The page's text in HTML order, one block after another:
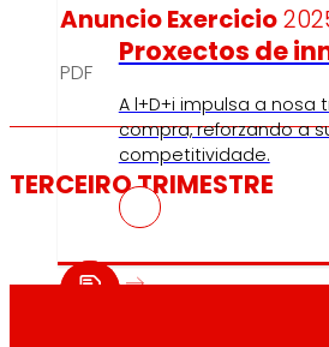
Proxectos de
A l+D+i impulsa a
compra, reforzando a
competitividade.
Anuncio Exercicio
PDF
TERCEIRO TRIMESTRE